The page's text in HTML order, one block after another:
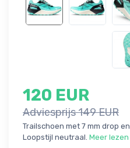
120 EUR
Adviesprijs 149 EUR
Trailschoen met 7 mm drop
Loopstijl neutraal. Meer lezen